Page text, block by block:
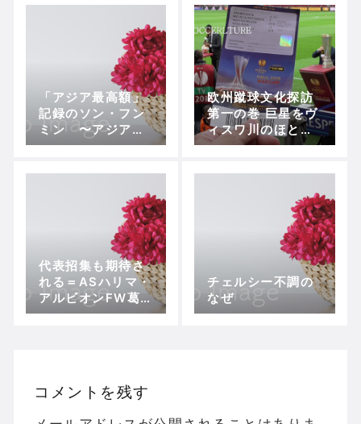
パン招集へ
「アジア最高額」
記録のソン・フン
ミン 〜アジアと
ドイツの歴史が生
欧州蹴球文化探訪
第一の巻 巨星をヴ
ィスワ川のほとり
で探す。
代表招集も期待さ
れる＝ASハリマ・
アルビオンFW葛馬
史奈 インタビュー
チェルシー不調の
なぜ
コメントを残す